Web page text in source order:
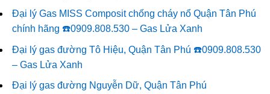
Đại lý Gas MISS Composit chống cháy nổ Quận Tân Phú
chính hãng ☎️0909.808.530 – Gas Lửa Xanh
Đại lý gas đường Tô Hiệu, Quận Tân Phú ☎️0909.808.530
– Gas Lửa Xanh
Đại lý gas đường Nguyễn Dữ, Quận Tân Phú